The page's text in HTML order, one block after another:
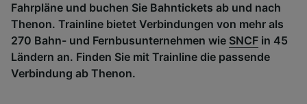
Fahrpläne und buchen Sie Bahntickets ab und nach
Thenon. Trainline bietet Verbindungen von mehr als
270 Bahn- und Fernbusunternehmen wie SNCF in 45
Ländern an. Finden Sie mit Trainline die passende
Verbindung ab Thenon.